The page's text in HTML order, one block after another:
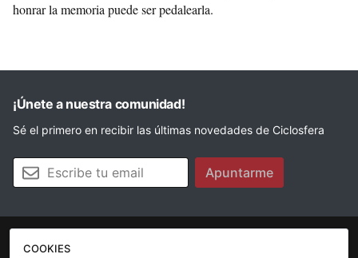
honrar la memoria puede ser pedalearla.
¡Únete a nuestra comunidad!
Sé el primero en recibir las últimas novedades de Ciclosfera
Tu email Apuntarme
La revista
COOKIES